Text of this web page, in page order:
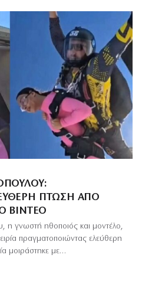
ΠΤΏΣΗ ΑΠΌ
ΒΊΝΤΕΟ
η γνωστή ηθοποιός και μοντέλο,
πραγματοποιώντας ελεύθερη
μοιράστηκε με…